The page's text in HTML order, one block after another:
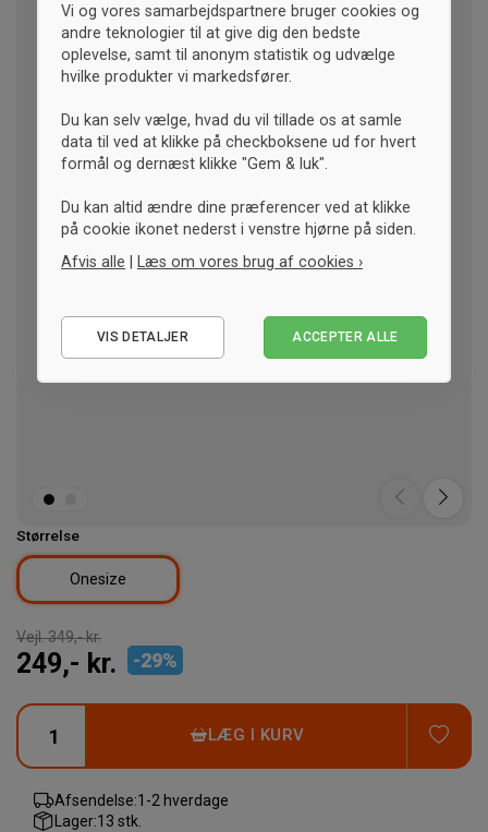
Størrelse
Onesize
Vejl.349,- kr.
249,- kr. -29%
LÆG I KURV
Afsendelse:1-2 hverdage
Lager:13 stk.
Vi og vores samarbejdspartnere bruger cookies og
andre teknologier til at give dig den bedste
oplevelse, samt til anonym statistik og udvælge
hvilke produkter vi markedsfører.
Du kan selv vælge, hvad du vil tillade os at samle
data til ved at klikke på checkboksene ud for hvert
formål og dernæst klikke "Gem & luk".
Du kan altid ændre dine præferencer ved at klikke
på cookie ikonet nederst i venstre hjørne på siden.
Afvis alle | Læs om vores brug af cookies ›
Statistiske
VIS DETALJER ACCEPTER ALLE